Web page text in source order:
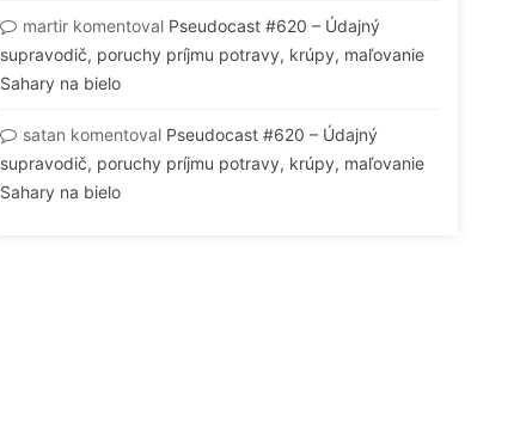
martirkomentoval Pseudocast #620 – Údajný
supravodič, poruchy príjmu potravy, krúpy, maľovanie
Sahary na bielo
satan komentoval Pseudocast #620 – Údajný
supravodič, poruchy príjmu potravy, krúpy, maľovanie
Sahary na bielo